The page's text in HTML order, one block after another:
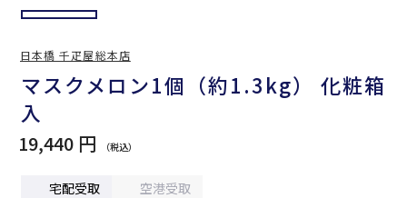
マスクメロン1個（約1.3kg） 化粧箱
入
19,440 円
宅配受取 空港受取
日本橋 千疋屋総本店